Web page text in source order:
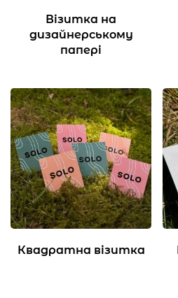
Візитка на
дизайнерському
папері
Квадратна візитка